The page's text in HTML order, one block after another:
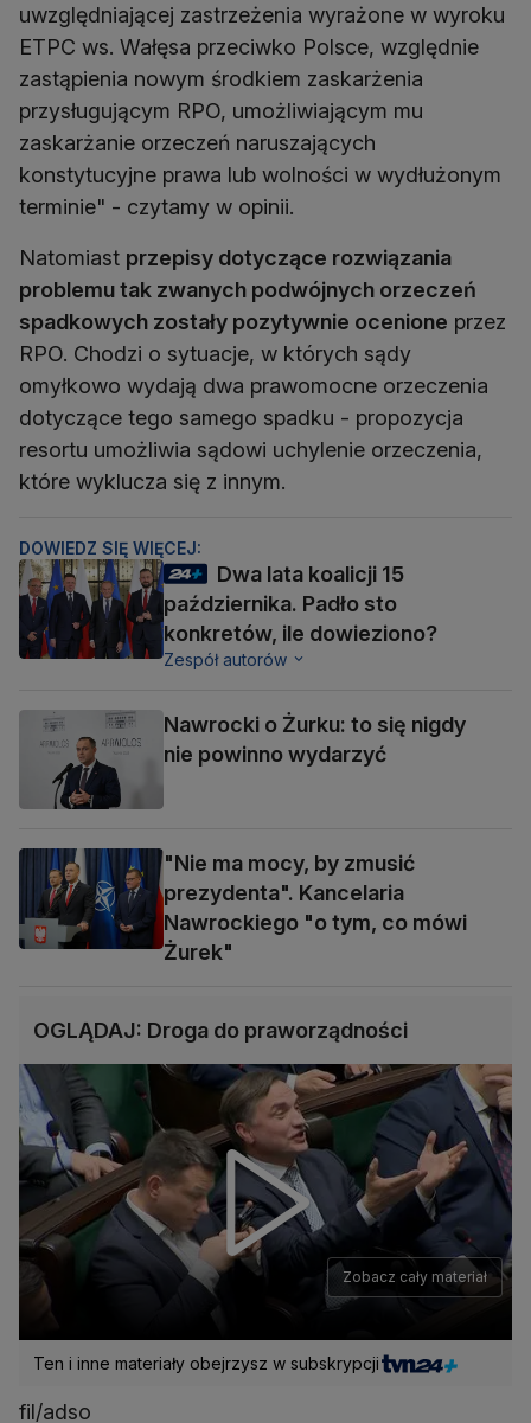
uwzględniającej zastrzeżenia wyrażone w wyroku
ETPC ws. Wałęsa przeciwko Polsce, względnie
zastąpienia nowym środkiem zaskarżenia
przysługującym RPO, umożliwiającym mu
zaskarżanie orzeczeń naruszających
konstytucyjne prawa lub wolności w wydłużonym
terminie" - czytamy w opinii.
Natomiast przepisy dotyczące rozwiązania
problemu tak zwanych podwójnych orzeczeń
spadkowych zostały pozytywnie ocenione przez
RPO. Chodzi o sytuacje, w których sądy
omyłkowo wydają dwa prawomocne orzeczenia
dotyczące tego samego spadku - propozycja
resortu umożliwia sądowi uchylenie orzeczenia,
które wyklucza się z innym.
DOWIEDZ SIĘ WIĘCEJ:
Dwa lata koalicji 15
października. Padło sto
konkretów, ile dowieziono?
Zespół autorów
Nawrocki o Żurku: to się nigdy
nie powinno wydarzyć
"Nie ma mocy, by zmusić
prezydenta". Kancelaria
Nawrockiego "o tym, co mówi
Żurek"
OGLĄDAJ: Droga do praworządności
Zobacz cały materiał
Ten i inne materiały obejrzysz w subskrypcji
fil/adso